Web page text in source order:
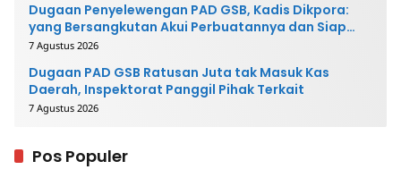
Dugaan Penyelewengan PAD GSB, Kadis Dikpora:
yang Bersangkutan Akui Perbuatannya dan Siap
Mengembalikan Uang
7 Agustus 2026
Dugaan PAD GSB Ratusan Juta tak Masuk Kas
Daerah, Inspektorat Panggil Pihak Terkait
7 Agustus 2026
Pos Populer